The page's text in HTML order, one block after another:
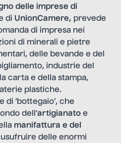
delle imprese di
di UnionCamere, prevede
di impresa nei
di minerali e pietre
delle bevande e del
industrie del
carta e della stampa,
plastiche.
di ‘bottegaio’, che
dell’artigianato e
manifattura e del
delle enormi